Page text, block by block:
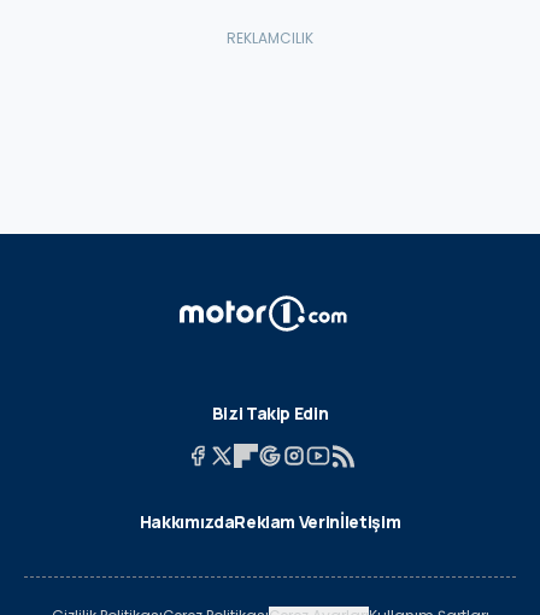
Bizi Takip Edin
HakkımızdaReklam Verinİletişim